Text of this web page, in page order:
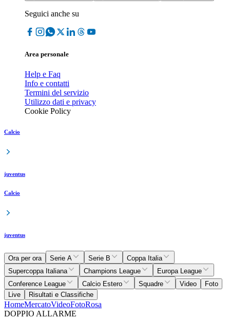
Seguici anche su
Area personale
Help e Faq
Info e contatti
Termini del servizio
Utilizzo dati e privacy
Cookie Policy
Calcio
juventus
Calcio
juventus
Ora per ora Serie A Serie B
Coppa Italia
Supercoppa Italiana
Champions League
Europa League
Conference League
Calcio Estero Squadre Video
Foto
Live
Risultati e Classifiche
HomeMercatoVideoFotoRosa
DOPPIO ALLARME